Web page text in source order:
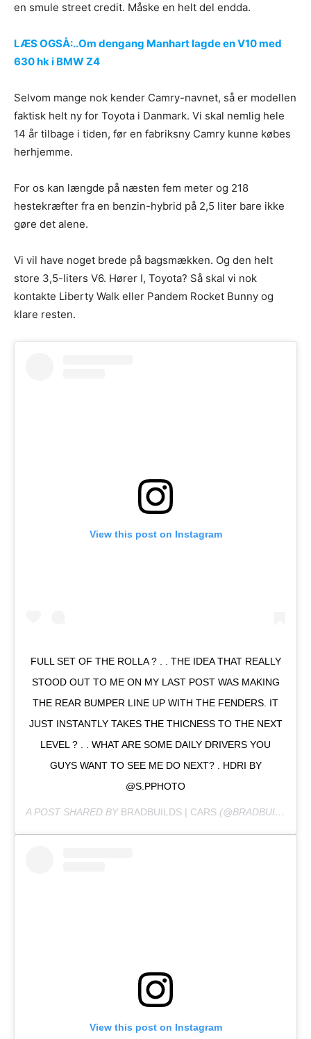
en smule street credit. Måske en helt del endda.
LÆS OGSÅ:..Om dengang Manhart lagde en V10 med
630 hk i BMW Z4
Selvom mange nok kender Camry-navnet, så er modellen
faktisk helt ny for Toyota i Danmark. Vi skal nemlig hele
14 år tilbage i tiden, før en fabriksny Camry kunne købes
herhjemme.
For os kan længde på næsten fem meter og 218
hestekræfter fra en benzin-hybrid på 2,5 liter bare ikke
gøre det alene.
Vi vil have noget brede på bagsmækken. Og den helt
store 3,5-liters V6. Hører I, Toyota? Så skal vi nok
kontakte Liberty Walk eller Pandem Rocket Bunny og
klare resten.
View this post on Instagram
FULL SET OF THE ROLLA ? . . THE IDEA THAT REALLY
STOOD OUT TO ME ON MY LAST POST WAS MAKING
THE REAR BUMPER LINE UP WITH THE FENDERS. IT
JUST INSTANTLY TAKES THE THICNESS TO THE NEXT
LEVEL ? . . WHAT ARE SOME DAILY DRIVERS YOU
GUYS WANT TO SEE ME DO NEXT? . HDRI BY
@S.PPHOTO
A POST SHARED BY BRADBUILDS | CARS (@BRADBUILDS) ON
View this post on Instagram